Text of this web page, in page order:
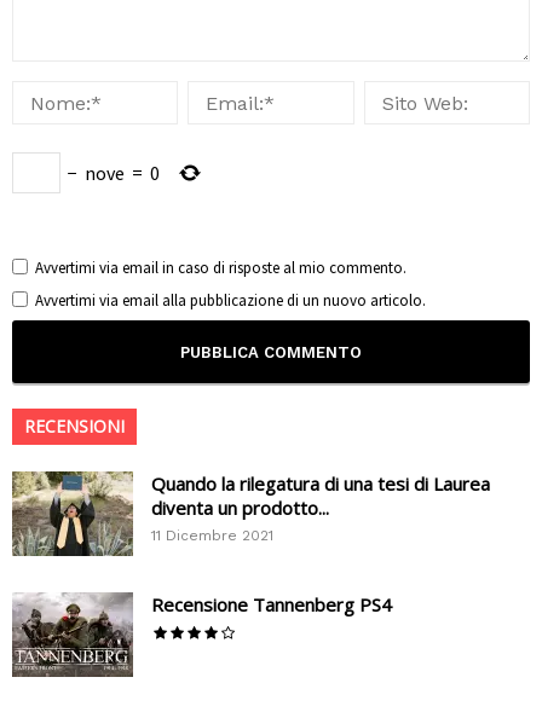
− nove = 0
Avvertimi via email in caso di risposte al mio commento.
Avvertimi via email alla pubblicazione di un nuovo articolo.
RECENSIONI
Quando la rilegatura di una tesi di Laurea
diventa un prodotto...
11 Dicembre 2021
Recensione Tannenberg PS4